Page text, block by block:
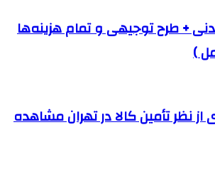
+ طرح توجیهی و تمام هزینه‌ها
)
نظر تأمین کالا در تهران مشاهده